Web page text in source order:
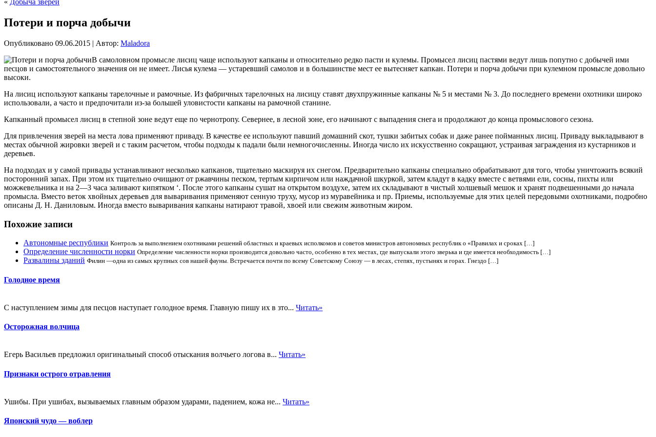
« Добыча зверей
Потери и порча добычи
Опубликовано 09.06.2015 | Автор: Maladora
В самоловном промысле лисиц чаще используют капканы и относительно редко пасти и кулемы. Промысел лисиц пастями ведут лишь попутно с добычей ими
песцов и самостоятельного значения он не имеет. Лисья кулема — устаревший самолов и в большинстве мест ее вытесняет капкан. Потери и порча добычи при кулемном промысле довольно
высоки.
На лисиц используют капканы тарелочные и рамочные. Из фабричных тарелочных на лисицу ставят двухпружинные капканы № 5 и местами № 3. До последнего времени охотники широко
использовали, а часто и предпочитали из-за большей уловистости капканы на рамочной станине.
Капканный промысел лисиц в степной зоне ведут еще по чернотропу. Севернее, в лесной зоне, его начинают с выпадения снега и продолжают до конца промыслового сезона.
Для привлечения зверей на места лова применяют приваду. В качестве ее используют павший домашний скот, тушки забитых собак и даже ранее пойманных лисиц. Приваду выкладывают в
местах обычной жировки зверей и с таким расчетом, чтобы подходы к падали были немногочисленны. Иногда число их искусственно сокращают, устраивая заграждения из кустарников и
деревьев.
На подходах и у самой привады устанавливают несколько капканов, тщательно маскируя их снегом. Предварительно капканы специально обрабатывают для того, чтобы уничтожить всякий
посторонний запах. При этом их тщательно очищают от ржавчины песком, тертым кирпичом или наждачной шкуркой, затем кладут в кадку вместе с ветвями ели, сосны, пихты или
можжевельника и на 2—3 часа заливают кипятком ‘. После этого капканы сушат на открытом воздухе, затем их складывают в чистый холшевый мешок и хранят подвешенными до начала
промысла. Вместо веток хвойных деревьев для вываривания применяют сенную труху, мусор из муравейника и пр. Приемы, используемые для этих целей передовыми охотниками, подробно
описаны Д. Н. Даниловым. Иногда вместо вываривания капканы натирают травой, хвоей или свежим животным жиром.
Похожие записи
Автономные республики Контроль за выполнением охотниками решений областных и краевых исполкомов и советов министров автономных республик о «Правилах и сроках […]
Определение численности норки Определение численности норки производится довольно часто, особенно в тех местах, где выпускали этого зверька и где имеется необходимость […]
Развалины зданий Филин —одна из самых крупных сов нашей фауны. Встречается почти по всему Советскому Союзу — в лесах, степях, пустынях и горах. Гнездо […]
Голодное время
С наступлением зимы для песцов наступает голодное время. Главную пишу их в зто... Читать»
Осторожная волчица
Егерь Васильев предложил оригинальный способ отыскания волчьего логова в... Читать»
Признаки острого отравления
Ушибы. При ушибах, вызываемых главным образом ударами, падением, кожа не... Читать»
Японский чудо — воблер